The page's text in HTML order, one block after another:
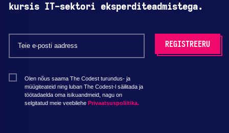
kursis IT-sektori eksperditeadmistega.
Olen nõus saama The Codest turundus- ja
müügiteateid ning luban The Codest-l säilitada ja
töötadaelda oma isikuandmeid, nagu on
selgitatud meie veebilehe Privaatsuspoliitika.